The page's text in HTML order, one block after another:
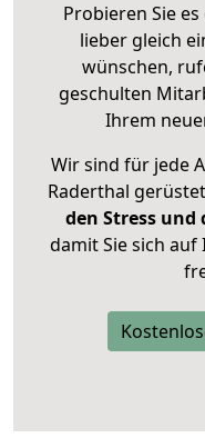
Probieren Sie
lieber gleich
wünschen,
geschulten
Ihrem
Wir sind für jede
Raderthal
den Stress
damit Sie sich